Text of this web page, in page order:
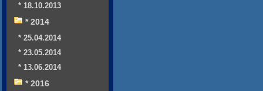
* 18.10.2013
* 2014
* 25.04.2014
* 23.05.2014
* 13.06.2014
* 2016